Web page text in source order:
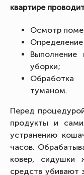
квартире
Осмотр
уборки;
туманом.
Перед
продукты и
устранению
часов.
ковер, сидушки
средств убивают